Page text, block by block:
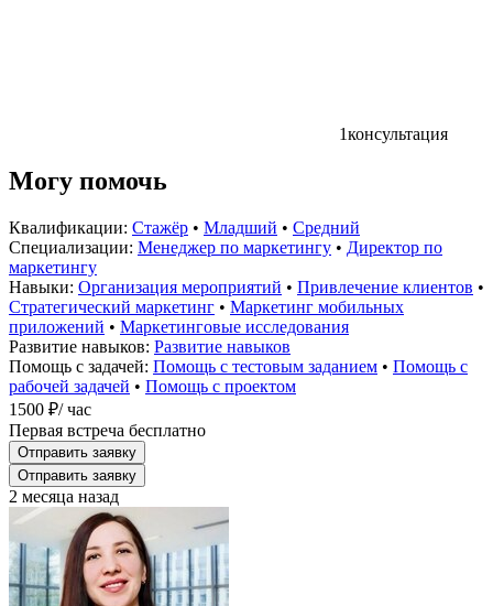
1консультация
Могу помочь
Квалификации: Стажёр • Младший • Средний
Специализации: Менеджер по маркетингу • Директор по
маркетингу
Навыки: Организация мероприятий • Привлечение клиентов •
Стратегический маркетинг • Маркетинг мобильных
приложений • Маркетинговые исследования
Развитие навыков: Развитие навыков
Помощь с задачей: Помощь с тестовым заданием • Помощь с
рабочей задачей • Помощь с проектом
1500 ₽/ час
Первая встреча бесплатно
Отправить заявку
Отправить заявку
2 месяца назад